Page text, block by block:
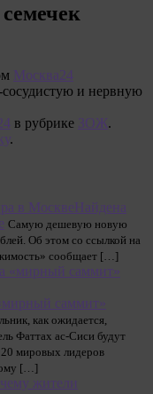
Москва24
и нервную
в рубрике ЗОЖ.
.
Найдена
Самую дешевую новую
Об этом со ссылкой на
сообщает […]
саммит»
как ожидается,
Фаттах ас-Сиси будут
мировых лидеров
[…]